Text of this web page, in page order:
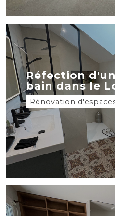
Réfection
bain dans le
Rénovation